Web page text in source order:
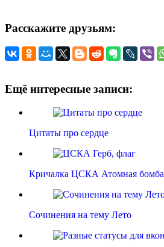
Расскажите друзьям:
Ещё интересные записи:
Цитаты про сердце
Кричалка ЦСКА Атомная бомба
Сочинения на тему Лето